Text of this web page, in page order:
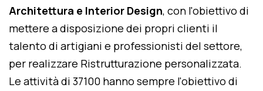
Architettura e Interior Design, con l'obiettivo di
mettere a disposizione dei propri clienti il
talento di artigiani e professionisti del settore,
per realizzare Ristrutturazione personalizzata.
Le attività di 37100 hanno sempre l'obiettivo di